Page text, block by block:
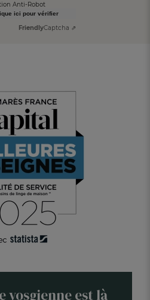
Anti-Robot
ici pour vérifier
FriendlyCaptcha ⇗
vosgienne est là